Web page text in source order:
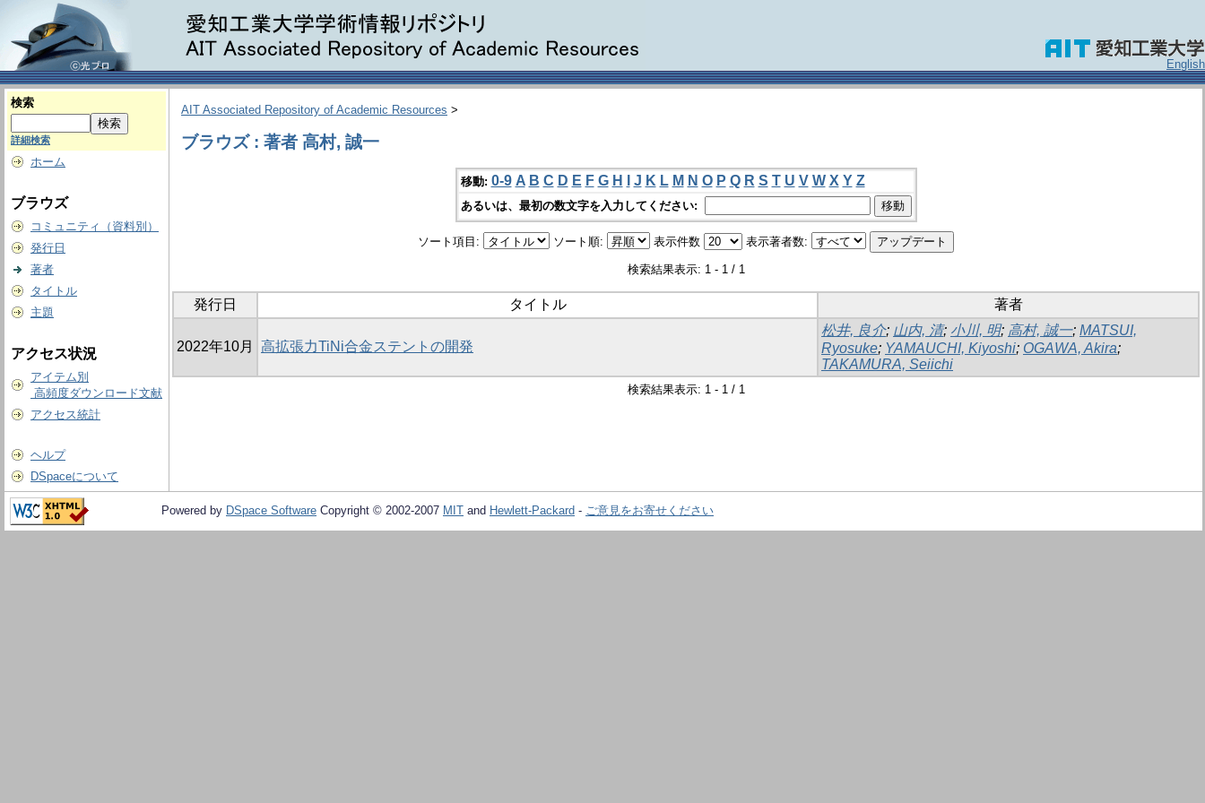
English
検索
詳細検索
ホーム
ブラウズ
コミュニティ（資料別）
発行日
著者
タイトル
主題
アクセス状況
アイテム別
高頻度ダウンロード文献
アクセス統計
ヘルプ
DSpaceについて
AIT Associated Repository of Academic Resources >
ブラウズ : 著者 高村, 誠一
移動: 0-9 A B C D E F G H J K L M N O P Q R S T U V W X Y Z
あるいは、最初の数文字を入力してください:
ソート項目: ソート順: 表示件数 表示著者数:
検索結果表示: 1 - 1 / 1
発行日 タイトル 著者
2022年10月 高拡張力TiNi合金ステントの開発
松井, 良介; 山内, 清; 小川, 明; 高村, 誠一; MATSUI,
Ryosuke; YAMAUCHI, Kiyoshi; OGAWA, Akira;
TAKAMURA, Seiichi
検索結果表示: 1 - 1 / 1
Powered by DSpace Software Copyright © 2002-2007 MIT and Hewlett-Packard - ご意見をお寄せください